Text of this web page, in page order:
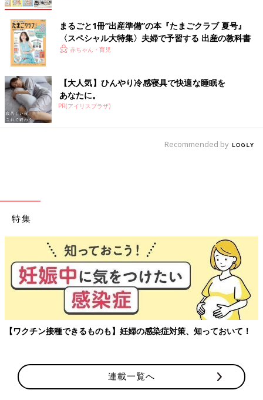
まるごと1冊“出産準備”の本『たまごクラブ 夏号』
〈スペシャル大特集〉夫婦で予習する 出産の教科書
赤ちゃん・育児
【大人気】ひんやり冷感寝具で快適な睡眠を
あなたに。
PR(アイリスプラザ)
Recommended by
特集
【ワクチン接種できるものも】妊婦の感染症対策、知っておいて！
連載一覧へ